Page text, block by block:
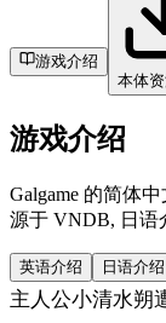
游戏介绍
本体
游戏介绍
Galgame 的简体
源于 VNDB, 日语
英语介绍 日语介绍
主人公小清水朔